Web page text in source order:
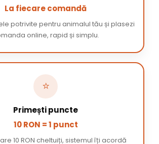
La fiecare comandă
potrivite pentru animalul tău și plasezi
online, rapid și simplu.
⭐
Primești puncte
10 RON = 1 punct
10 RON cheltuiți, sistemul îți acordă